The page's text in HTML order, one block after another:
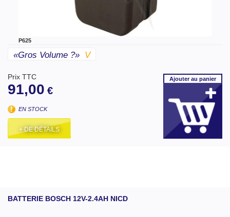
P625
«gros Volume ?» V
Prix TTC
91,00 €
EN STOCK
+ DE DÉTAILS
Ajouterau panier
BATTERIE BOSCH 12V-2.4AH NICD